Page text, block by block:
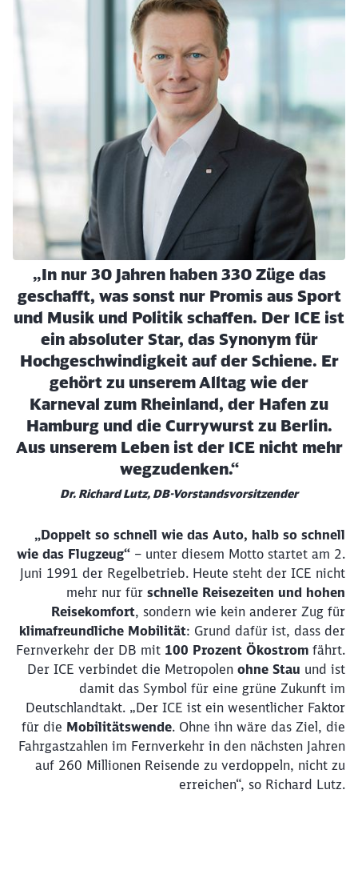
„In nur 30 Jahren haben 330 Züge das
geschafft, was sonst nur Promis aus Sport
und Musik und Politik schaffen. Der ICE ist
ein absoluter Star, das Synonym für
Hochgeschwindigkeit auf der Schiene. Er
gehört zu unserem Alltag wie der
Karneval zum Rheinland, der Hafen zu
Hamburg und die Currywurst zu Berlin.
Aus unserem Leben ist der ICE nicht mehr
wegzudenken.“
Dr. Richard Lutz, DB-Vorstandsvorsitzender
„Doppelt so schnell wie das Auto, halb so schnell
wie das Flugzeug“ – unter diesem Motto startet am 2.
Juni 1991 der Regelbetrieb. Heute steht der ICE nicht
mehr nur für schnelle Reisezeiten und hohen
Reisekomfort, sondern wie kein anderer Zug für
klimafreundliche Mobilität: Grund dafür ist, dass der
Fernverkehr der DB mit 100 Prozent Ökostrom fährt.
Der ICE verbindet die Metropolen ohne Stau und ist
damit das Symbol für eine grüne Zukunft im
Deutschlandtakt. „Der ICE ist ein wesentlicher Faktor
für die Mobilitätswende. Ohne ihn wäre das Ziel, die
Fahrgastzahlen im Fernverkehr in den nächsten Jahren
auf 260 Millionen Reisende zu verdoppeln, nicht zu
erreichen“, so Richard Lutz.